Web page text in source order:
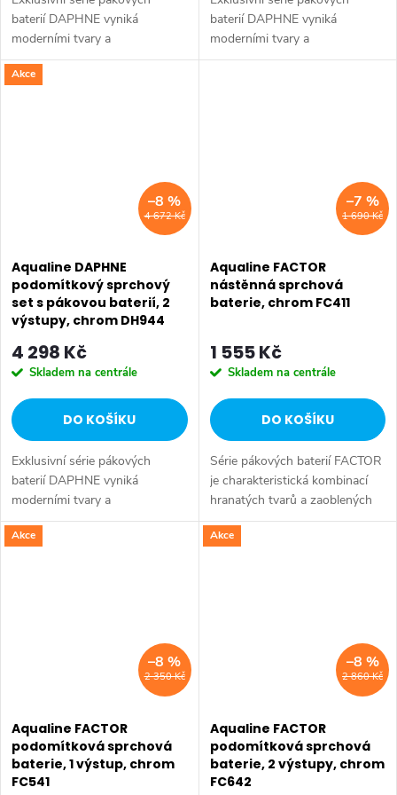
baterií DAPHNE vyniká
moderními tvary a
minimalistickým designem.
Typickým znakem série je
baterií DAPHNE vyniká
moderními tvary a
minimalistickým designem.
Akce
4 672 Kč
–8 %
Aqualine DAPHNE
podomítkový sprchový
set s pákovou baterií, 2
výstupy, chrom DH944
4 298 Kč
Skladem na centrále
DO KOŠÍKU
Exklusivní série pákových
baterií DAPHNE vyniká
moderními tvary a
minimalistickým designem.
Typickým znakem série je
1 690 Kč
–7 %
Aqualine FACTOR
nástěnná sprchová
baterie, chrom FC411
1 555 Kč
Skladem na centrále
DO KOŠÍKU
Série pákových baterií FACTOR
je charakteristická kombinací
hranatých tvarů a zaoblených
rohů. Série: FACTOR • Šířka:
215 mm • Výška: 118 mm •
Akce
2 350 Kč
–8 %
Aqualine FACTOR
podomítková sprchová
baterie, 1 výstup, chrom
FC541
Akce
2 860 Kč
–8 %
Aqualine FACTOR
podomítková sprchová
baterie, 2 výstupy, chrom
FC642